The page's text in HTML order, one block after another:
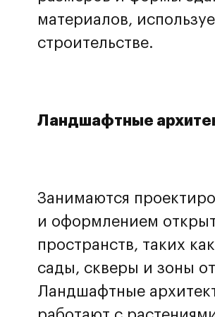
материалов,
строительстве.
Ландшафтные
Занимаются
и оформлением
пространств, таких
сады, скверы и зоны
Ландшафтные